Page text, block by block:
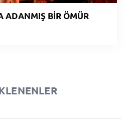
ADANMIŞ BİR ÖMÜR